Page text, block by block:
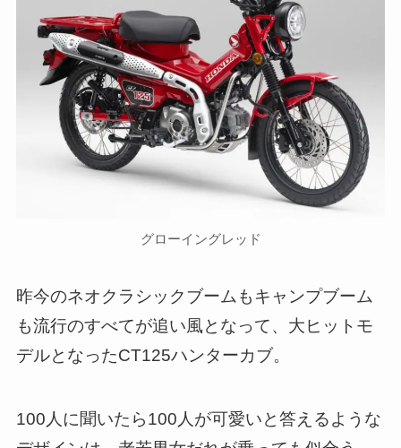
グローイングレッド
昨今のネオクラシックブームもキャンプブーム
も流行のすべてが追い風となって、大ヒットモ
デルとなったCT125ハンターカブ。
100人に聞いたら100人が可愛いと答えるような